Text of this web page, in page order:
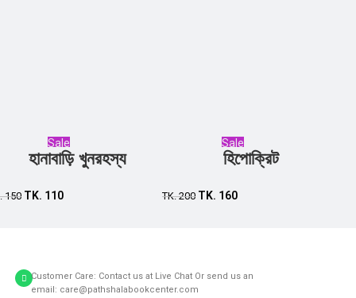
Sale
হানাবাড়ি খুনরহস্য
150 TK. 110
Sale
হিপোক্রিট
TK.200 TK. 160
Customer Care: Contact us at Live Chat Or send us an
email: care@pathshalabookcenter.com